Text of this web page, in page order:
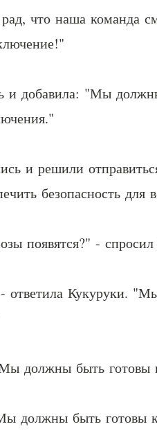
что наша команда
и добавила: "Мы
и решили
безопасность для
появятся?" -
Кукуруки. "Мы
должны быть готовы
должны быть готовы